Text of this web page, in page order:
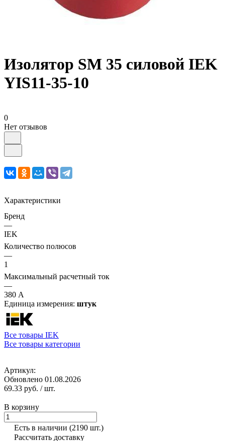
Изолятор SM 35 силовой IEK
YIS11-35-10
0
Нет отзывов
Характеристики
Бренд
—
IEK
Количество полюсов
—
1
Максимальный расчетный ток
—
380 А
Единица измерения: штук
Все товары IEK
Все товары категории
Артикул:
Обновлено 01.08.2026
69.33 руб. / шт.
В корзину
Есть в наличии (2190 шт.)
Рассчитать доставку